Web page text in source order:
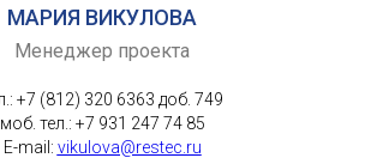
МАРИЯ ВИКУЛОВА
Менеджер проекта
+7 (812) 320 6363 доб. 749
моб. тел.: +7 931 247 74 85
E-mail: vikulova@restec.ru